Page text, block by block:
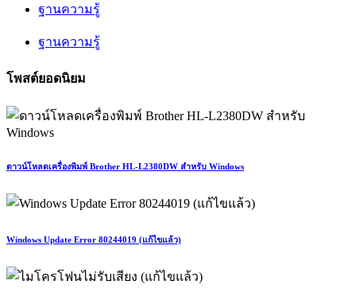
ฐานความรู้
ฐานความรู้
โพสต์ยอดนิยม
ดาวน์โหลดเครื่องพิมพ์ Brother HL-L2380DW สำหรับ Windows
Windows Update Error 80244019 (แก้ไขแล้ว)